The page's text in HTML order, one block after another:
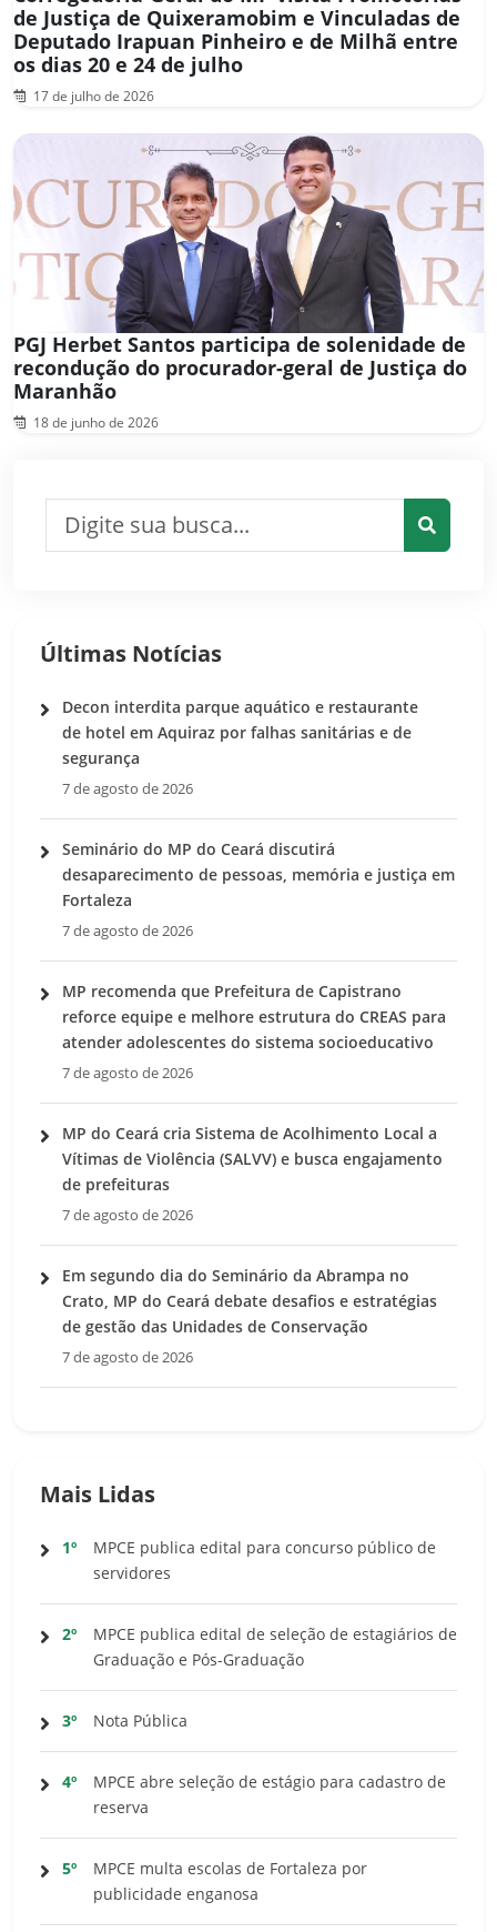
de Justiça de Quixeramobim e Vinculadas de
Deputado Irapuan Pinheiro e de Milhã entre
os dias 20 e 24 de julho
17 de julho de 2026
PGJ Herbet Santos participa de solenidade de
recondução do procurador-geral de Justiça do
Maranhão
18 de junho de 2026
Últimas Notícias
Decon interdita parque aquático e restaurante
de hotel em Aquiraz por falhas sanitárias e de
segurança
7 de agosto de 2026
Seminário do MP do Ceará discutirá
desaparecimento de pessoas, memória e justiça em
Fortaleza
7 de agosto de 2026
MP recomenda que Prefeitura de Capistrano
reforce equipe e melhore estrutura do CREAS para
atender adolescentes do sistema socioeducativo
7 de agosto de 2026
MP do Ceará cria Sistema de Acolhimento Local a
Vítimas de Violência (SALVV) e busca engajamento
de prefeituras
7 de agosto de 2026
Em segundo dia do Seminário da Abrampa no
Crato, MP do Ceará debate desafios e estratégias
de gestão das Unidades de Conservação
7 de agosto de 2026
Mais Lidas
1º
MPCE publica edital para concurso público de
servidores
2º
MPCE publica edital de seleção de estagiários de
Graduação e Pós-Graduação
3º Nota Pública
4º
MPCE abre seleção de estágio para cadastro de
reserva
5º
MPCE multa escolas de Fortaleza por
publicidade enganosa